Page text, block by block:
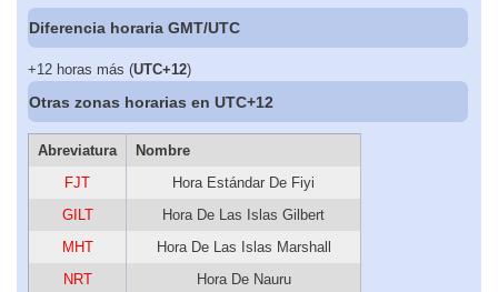
Diferencia horaria GMT/UTC
+12 horas más (UTC+12)
Otras zonas horarias en UTC+12
Abreviatura
Nombre
FJT
Hora Estándar De Fiyi
GILT
Hora De Las Islas Gilbert
MHT
Hora De Las Islas Marshall
NRT
Hora De Nauru